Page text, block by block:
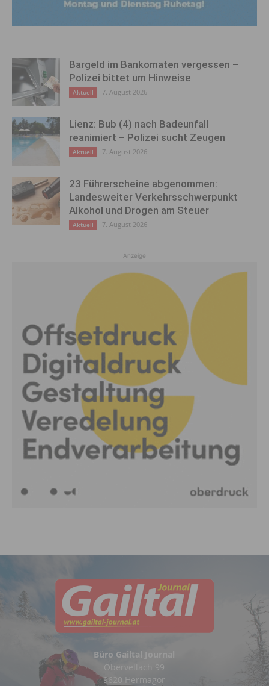
Bargeld im Bankomaten vergessen –
Polizei bittet um Hinweise
Aktuell 7. August 2026
Lienz: Bub (4) nach Badeunfall
reanimiert – Polizei sucht Zeugen
Aktuell 7. August 2026
23 Führerscheine abgenommen:
Landesweiter Verkehrsschwerpunkt
Alkohol und Drogen am Steuer
Aktuell 7. August 2026
Anzeige
Büro Gailtal Journal
Obervellach 99
9620 Hermagor